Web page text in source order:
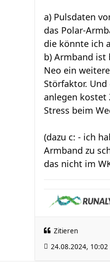
a) Pulsdaten
das Polar-
die könnte ich
b) Armband ist
Neo ein
Störfaktor.
anlegen kostet
Stress beim
(dazu c: - ich
Armband zu
das nicht im
Zitieren
24.08.2024, 10:02